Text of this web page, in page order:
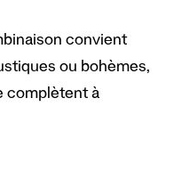
convient
ou bohèmes,
complètent à